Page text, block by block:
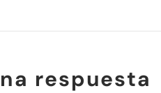
respuesta